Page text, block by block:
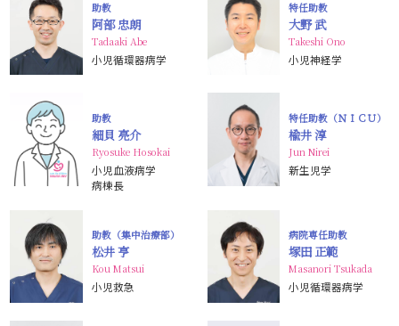
助教
阿部 忠朗
Tadaaki Abe
小児循環器病学
特任助教
大野 武
Takeshi Ono
小児神経学
助教
細貝 亮介
Ryosuke Hosokai
小児血液病学
病棟長
特任助教（ＮＩＣＵ）
楡井 淳
Jun Nirei
新生児学
助教（集中治療部）
松井 亨
Kou Matsui
小児救急
病院専任助教
塚田 正範
Masanori Tsukada
小児循環器病学